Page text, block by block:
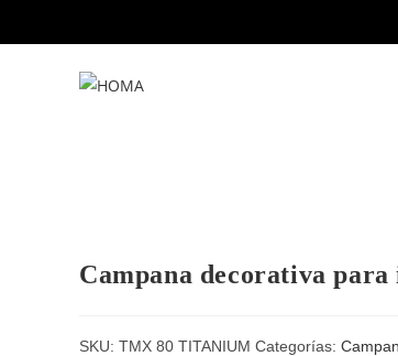
Campana decorativa
SKU: TMX 80 TITANIUM Categorías: